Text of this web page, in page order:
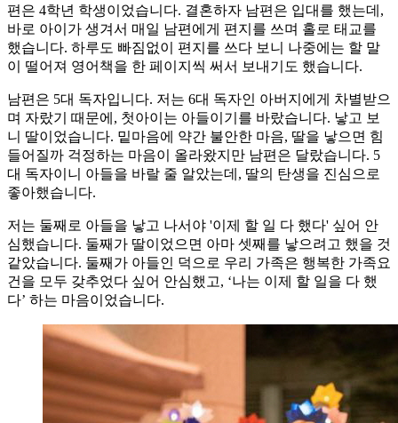
편은 4학년 학생이었습니다. 결혼하자 남편은 입대를 했는데,
바로 아이가 생겨서 매일 남편에게 편지를 쓰며 홀로 태교를
했습니다. 하루도 빠짐없이 편지를 쓰다 보니 나중에는 할 말
이 떨어져 영어책을 한 페이지씩 써서 보내기도 했습니다.
남편은 5대 독자입니다. 저는 6대 독자인 아버지에게 차별받으
며 자랐기 때문에, 첫아이는 아들이기를 바랐습니다. 낳고 보
니 딸이었습니다. 밑마음에 약간 불안한 마음, 딸을 낳으면 힘
들어질까 걱정하는 마음이 올라왔지만 남편은 달랐습니다. 5
대 독자이니 아들을 바랄 줄 알았는데, 딸의 탄생을 진심으로
좋아했습니다.
저는 둘째로 아들을 낳고 나서야 '이제 할 일 다 했다' 싶어 안
심했습니다. 둘째가 딸이었으면 아마 셋째를 낳으려고 했을 것
같았습니다. 둘째가 아들인 덕으로 우리 가족은 행복한 가족요
건을 모두 갖추었다 싶어 안심했고, ‘나는 이제 할 일을 다 했
다’ 하는 마음이었습니다.